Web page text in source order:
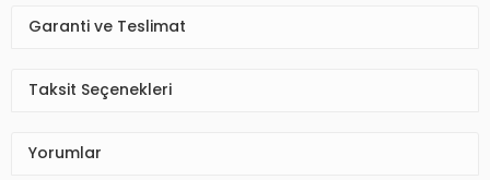
Garanti ve Teslimat
Taksit Seçenekleri
Yorumlar